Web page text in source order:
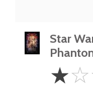
Star
Star
☆☆